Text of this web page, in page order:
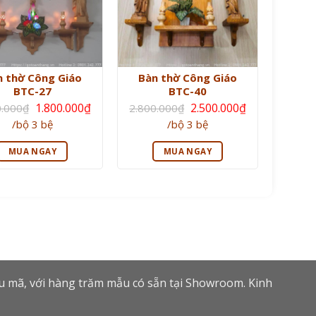
thờ Công Giáo
BTC-27
₫ Giá
gốc
là:
1.800.000₫
Giá
hiện
tại
là:
1.800.000₫.
/bộ 3 bệ
MUA NGAY
Bàn thờ Công Giáo
BTC-40
2.800.000₫ Giá
gốc
là:
2.500.000₫
Giá
hiện
tại
là:
2.500.000₫.
/bộ 3 bệ
MUA NGAY
với hàng trăm mẫu có sẵn tại Showroom. Kinh